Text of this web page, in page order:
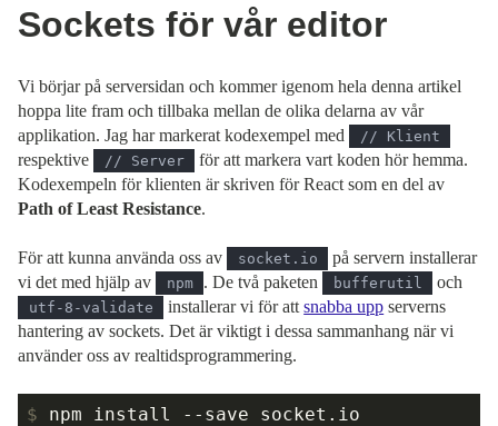
Sockets för vår editor
Vi börjar på serversidan och kommer igenom hela denna artikel
hoppa lite fram och tillbaka mellan de olika delarna av vår
applikation. Jag har markerat kodexempel med
// Klient
respektive // Server
för att markera vart koden hör hemma.
Kodexempeln för klienten är skriven för React som en del av
Path of Least Resistance.
För att kunna använda oss av socket.io
på servern installerar
vi det med hjälp av
npm . De två paketen bufferutil och
utf-8-validate installerar vi för attsnabba upp serverns
hantering av sockets. Det är viktigt i dessa sammanhang när vi
använder oss av realtidsprogrammering.
$
npm install --save socket.io